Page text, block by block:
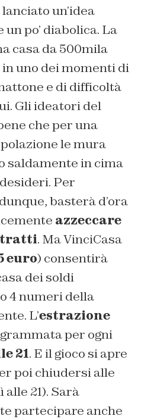
lanciato un’idea
po’ diabolica. La
casa da 500mila
uno dei momenti di
e di difficoltà
Gli ideatori del
che per una
le mura
saldamente in cima
Per
basterà d’ora
azzeccare
. Ma VinciCasa
euro) consentirà
dei soldi
4 numeri della
L’estrazione
per ogni
21. E il gioco si apre
poi chiudersi alle
alle 21). Sarà
partecipare anche